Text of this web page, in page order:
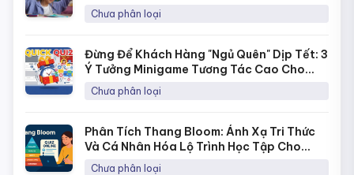
Chưa phân loại
Đừng Để Khách Hàng "Ngủ Quên" Dịp Tết: 3
Ý Tưởng Minigame Tương Tác Cao Cho
Fanpage Với Quick Quiz
Chưa phân loại
Phân Tích Thang Bloom: Ánh Xạ Tri Thức
Và Cá Nhân Hóa Lộ Trình Học Tập Cho
Từng Học Sinh
Chưa phân loại